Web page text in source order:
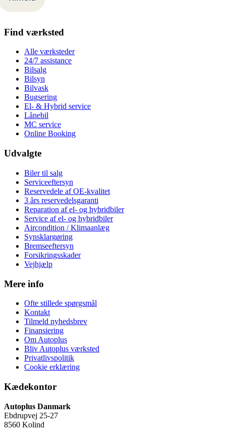
Find værksted
Alle værksteder
24/7 assistance
Bilsalg
Bilsyn
Bilvask
Bugsering
El- & Hybrid service
Lånebil
MC service
Online Booking
Udvalgte
Biler til salg
Serviceeftersyn
Reservedele af OE-kvalitet
3 års reservedelsgaranti
Reparation af el- og hybridbiler
Service af el- og hybridbiler
Aircondition / Klimaanlæg
Synsklargøring
Bremseeftersyn
Forsikringsskader
Vejhjælp
Mere info
Ofte stillede spørgsmål
Kontakt
Tilmeld nyhedsbrev
Finansiering
Om Autoplus
Bliv Autoplus værksted
Privatlivspolitik
Cookie erklæring
Kædekontor
Autoplus Danmark
Ebdrupvej 25-27
8560 Kolind